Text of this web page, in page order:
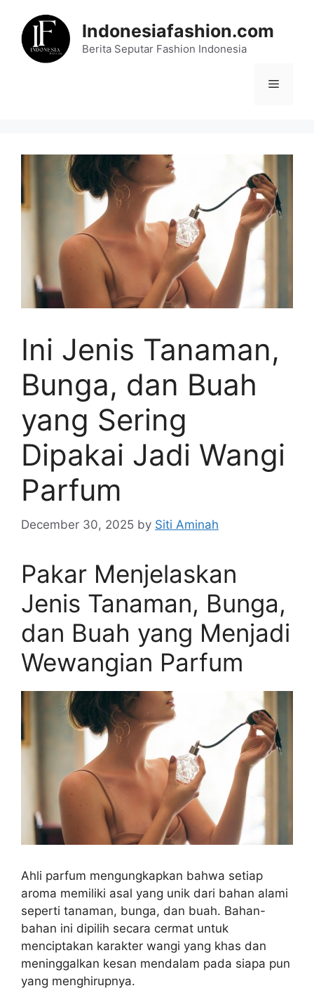
content
Indonesiafashion.com
Berita Seputar Fashion Indonesia
Menu
Ini Jenis Tanaman,
Bunga, dan Buah
yang Sering
Dipakai Jadi Wangi
Parfum
December 30, 2025 by Siti Aminah
Pakar Menjelaskan
Jenis Tanaman, Bunga,
dan Buah yang Menjadi
Wewangian Parfum
Ahli parfum mengungkapkan bahwa setiap
aroma memiliki asal yang unik dari bahan alami
seperti tanaman, bunga, dan buah. Bahan-
bahan ini dipilih secara cermat untuk
menciptakan karakter wangi yang khas dan
meninggalkan kesan mendalam pada siapa pun
yang menghirupnya.